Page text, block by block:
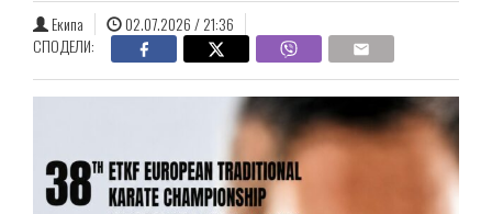
Екипа
02.07.2026 / 21:36
СПОДЕЛИ: